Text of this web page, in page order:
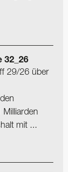
32_26
29/26 über
Milliarden
mit ...